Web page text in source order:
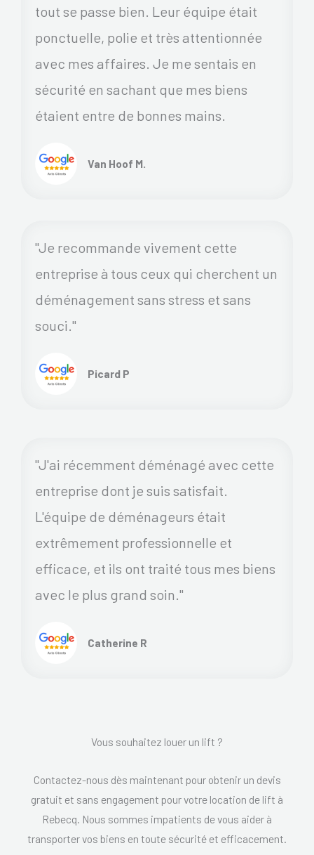
tout se passe bien. Leur équipe était
ponctuelle, polie et très attentionnée
avec mes affaires. Je me sentais en
sécurité en sachant que mes biens
étaient entre de bonnes mains.
Van Hoof M.
"Je recommande vivement cette
entreprise à tous ceux qui cherchent un
déménagement sans stress et sans
souci."
Picard P
"J'ai récemment déménagé avec cette
entreprise dont je suis satisfait.
L'équipe de déménageurs était
extrêmement professionnelle et
efficace, et ils ont traité tous mes biens
avec le plus grand soin."
Catherine R
Vous souhaitez louer un lift ?
Contactez-nous dès maintenant pour obtenir un devis
gratuit et sans engagement pour votre location de lift à
Rebecq. Nous sommes impatients de vous aider à
transporter vos biens en toute sécurité et efficacement.